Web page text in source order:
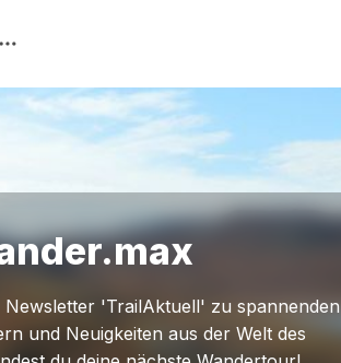
mindestens 3 Zeichen ein
'TrailAktuell' zu spannenden
und Neuigkeiten aus der Welt des